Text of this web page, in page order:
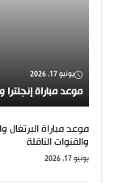
يونيو 17, 2026
موعد مباراة إنجلترا
والقنوات الناقلة
يونيو 17, 2026